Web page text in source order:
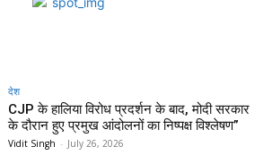
देश
CJP के हालिया विरोध प्रदर्शन के बाद, मोदी सरकार
के दौरान हुए प्रमुख आंदोलनों का निष्पक्ष विश्लेषण”
Vidit Singh - July 26, 2026